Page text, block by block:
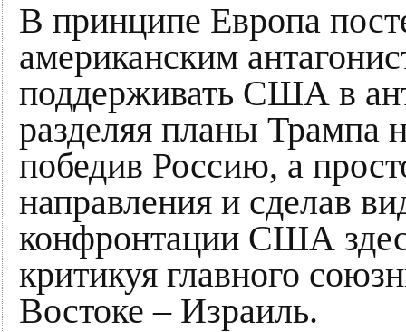
В принципе Европа
американским
поддерживать США в
разделяя планы Трампа
победив Россию, а
направления и сделав
конфронтации США
критикуя главного
Востоке – Израиль.